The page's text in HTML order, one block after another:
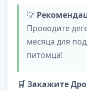
💡
Проводите
месяца для
питомца!
🛒 Закажите